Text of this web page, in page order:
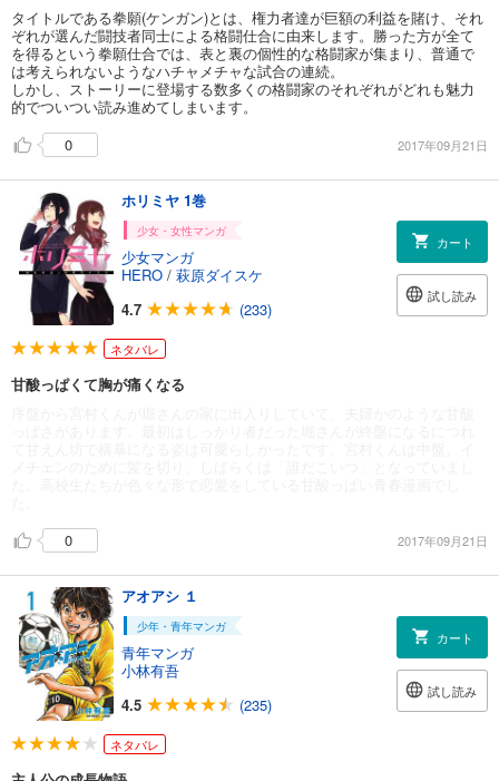
タイトルである拳願(ケンガン)とは、権力者達が巨額の利益を賭け、それ
ぞれが選んだ闘技者同士による格闘仕合に由来します。勝った方が全て
を得るという拳願仕合では、表と裏の個性的な格闘家が集まり、普通で
は考えられないようなハチャメチャな試合の連続。
しかし、ストーリーに登場する数多くの格闘家のそれぞれがどれも魅力
的でついつい読み進めてしまいます。
0
2017年09月21日
ホリミヤ 1巻
少女・女性マンガ
少女マンガ
HERO / 萩原ダイスケ
4.7
(233)
カート
試し読み
ネタバレ
甘酸っぱくて胸が痛くなる
0
2017年09月21日
アオアシ １
少年・青年マンガ
青年マンガ
小林有吾
4.5
(235)
カート
試し読み
ネタバレ